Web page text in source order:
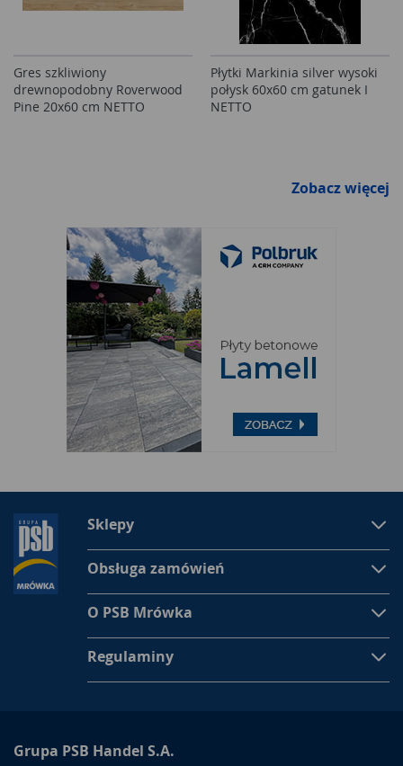
Gres szkliwiony
drewnopodobny Roverwood
Pine 20x60 cm NETTO
Płytki Markinia silver wysoki
połysk 60x60 cm gatunek I
NETTO
Zobacz więcej
Sklepy
Obsługa zamówień
O PSB Mrówka
Regulaminy
Grupa PSB Handel S.A.